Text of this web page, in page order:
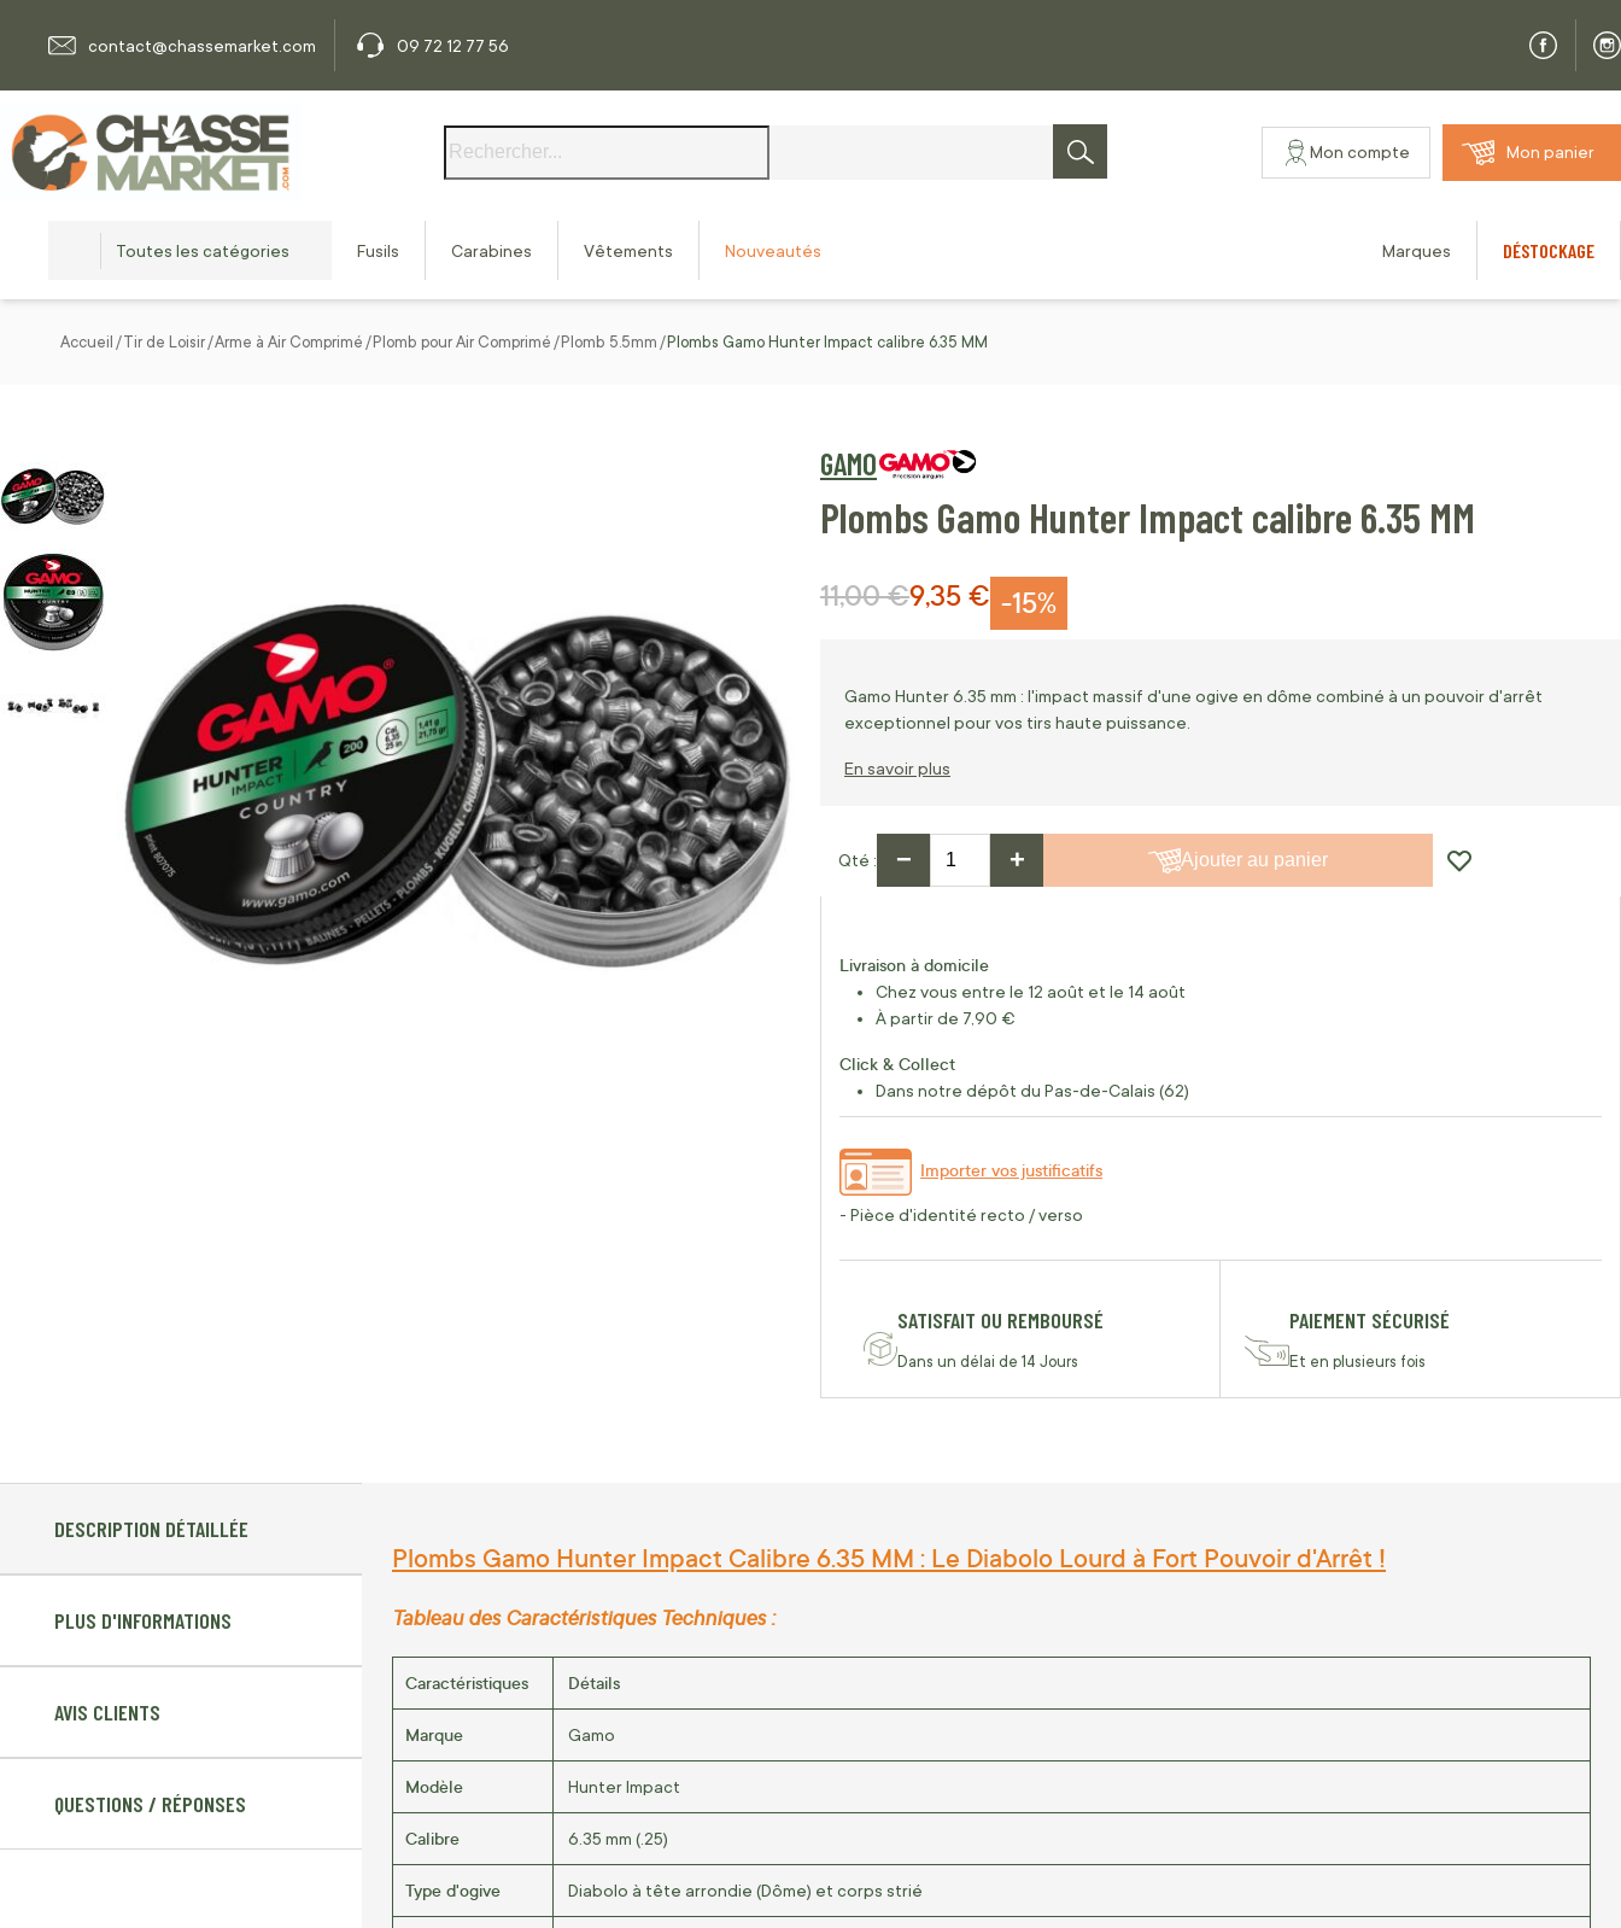
contact@chassemarket.com
09 72 12 77 56
Rechercher
Mon compte Mon panier
Toutes les catégories Fusils Carabines Vêtements Nouveautés Marques DÉSTOCKAGE
Accueil Tir de Loisir Arme à Air Comprimé Plomb pour Air Comprimé Plomb 5.5mm Plombs Gamo Hunter Impact calibre 6.35 MM
GAMO
Plombs Gamo Hunter Impact calibre 6.35 MM
-15%
Prix Spécial
9,35 €
Prix normal
11,00 €
Gamo Hunter 6.35 mm : l'impact massif d'une ogive en dôme combiné à un pouvoir d'arrêt
exceptionnel pour vos tirs haute puissance.
En savoir plus
Qté − + Ajouter au panier
Livraison à domicile
Chez vous entre le 12 août et le 14 août
À partir de 7,90 €
Click & Collect
Dans notre dépôt du Pas-de-Calais (62)
Importer vos justificatifs
- Pièce d'identité recto / verso
SATISFAIT OU REMBOURSÉ
Dans un délai de 14 Jours
PAIEMENT SÉCURISÉ
Et en plusieurs fois
DESCRIPTION DÉTAILLÉE
PLUS D'INFORMATIONS
AVIS CLIENTS
QUESTIONS / RÉPONSES
Plombs Gamo Hunter Impact Calibre 6.35 MM : Le Diabolo Lourd à Fort Pouvoir d'Arrêt !
Tableau des Caractéristiques Techniques :
Caractéristiques Détails
Marque Gamo
Modèle Hunter Impact
Calibre 6.35 mm (.25)
Type d'ogive Diabolo à tête arrondie (Dôme) et corps strié